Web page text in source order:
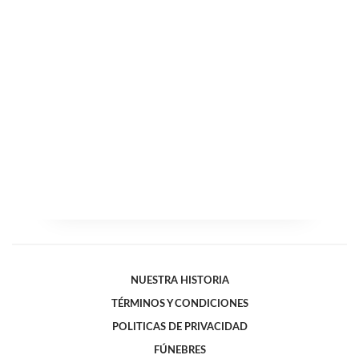
NUESTRA HISTORIA
TÉRMINOS Y CONDICIONES
POLITICAS DE PRIVACIDAD
FÚNEBRES